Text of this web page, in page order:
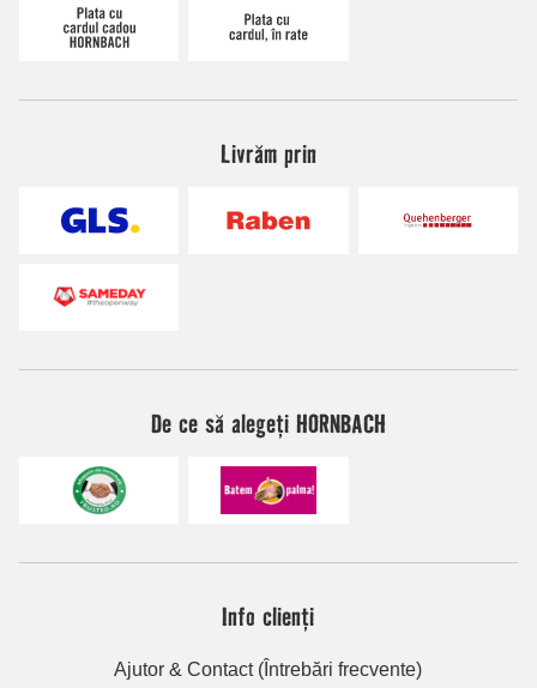
Livrăm prin
De ce să alegeți HORNBACH
Info clienți
Ajutor & Contact (Întrebări frecvente)